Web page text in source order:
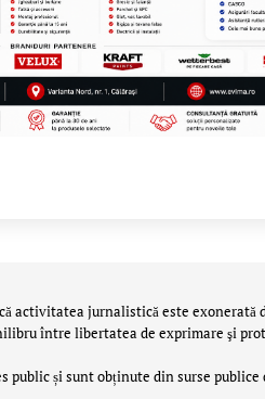
activitatea jurnalistică este exonerată
între libertatea de exprimare şi
și sunt obținute din surse publice